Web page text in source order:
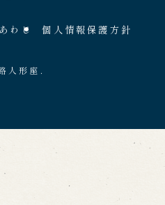
わじ 個人情報保護方針
人形座.